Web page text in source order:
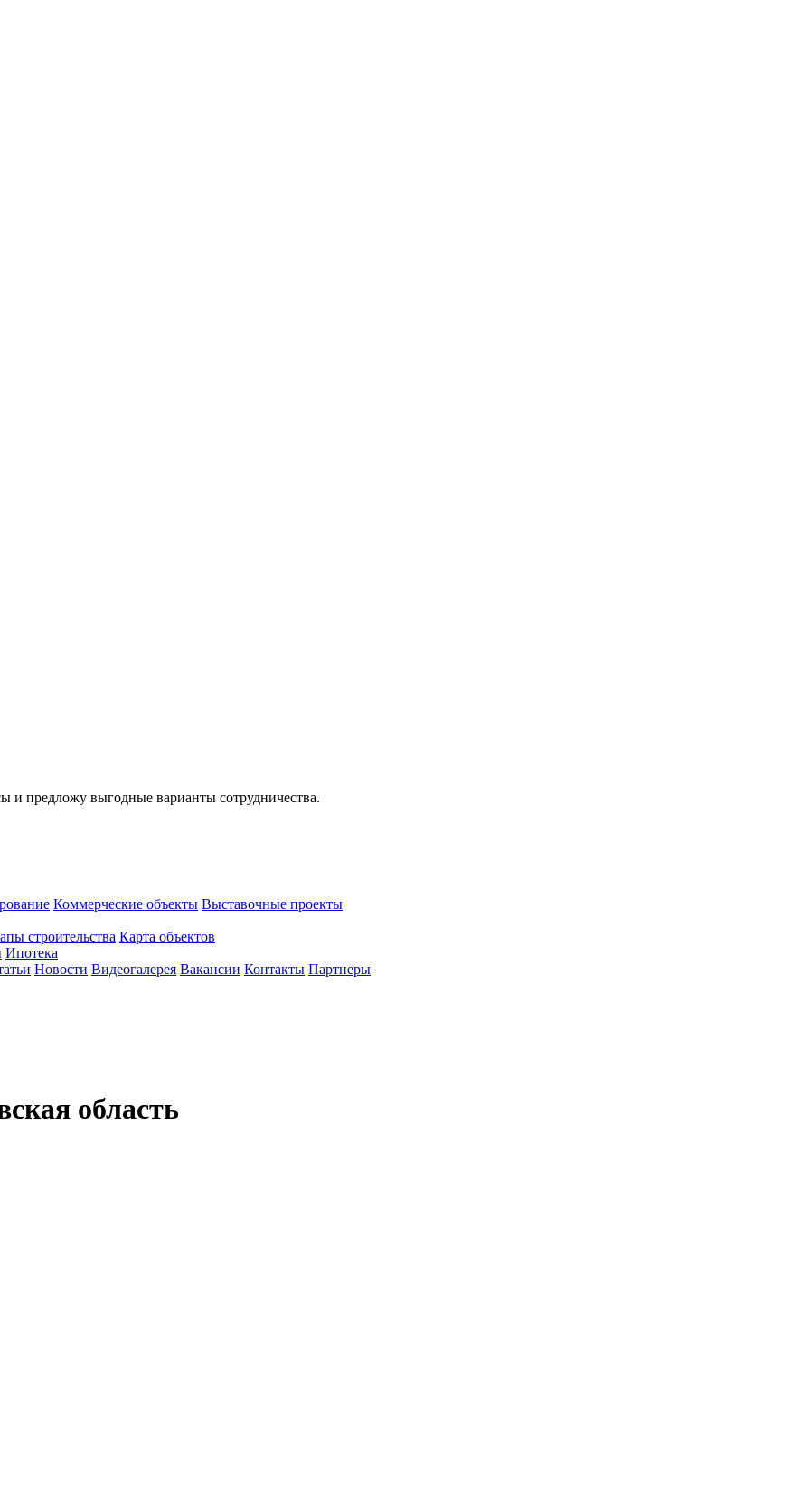
и предложу выгодные варианты сотрудничества.
Коммерческие объекты Выставочные проекты
строительства Карта объектов
Ипотека
Новости Видеогалерея Вакансии Контакты Партнеры
область